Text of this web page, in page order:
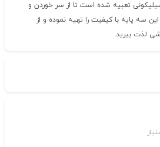
تعبیه شده است تا از سر خوردن و
سه پایه با کیفیت را تهیه نموده و از
لذت ببرید.